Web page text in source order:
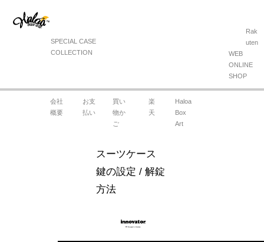
SPECIAL CASE
COLLECTION
Rak
uten
WEB
ONLINE
SHOP
会社
概要
お支
払い
買い
物か
ご
楽
天
Haloa
Box
Art
スーツケース
鍵の設定 / 解錠
方法